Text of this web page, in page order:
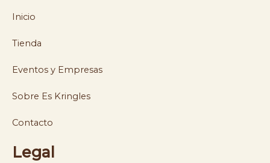
Inicio
Tienda
Eventos y Empresas
Sobre Es Kringles
Contacto
Legal